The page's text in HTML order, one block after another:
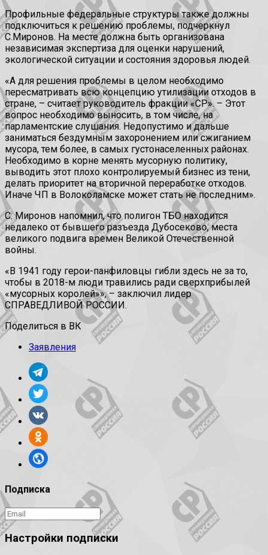
Профильные федеральные структуры также должны
подключиться к решению проблемы, подчеркнул
С.Миронов. На месте должна быть организована
независимая экспертиза для оценки нарушений,
экологической ситуации и состояния здоровья людей.
«А для решения проблемы в целом необходимо
пересматривать всю концепцию утилизации отходов в
стране, – считает руководитель фракции «СР». – Этот
вопрос необходимо выносить, в том числе, на
парламентские слушания. Недопустимо и дальше
заниматься бездумным захоронением или сжиганием
мусора, тем более, в самых густонаселенных районах.
Необходимо в корне менять мусорную политику,
выводить этот плохо контролируемый бизнес из тени,
делать приоритет на вторичной переработке отходов.
Иначе ЧП в Волоколамске может стать не последним».
С. Миронов напомнил, что полигон ТБО находится
недалеко от бывшего разъезда Дубосеково, места
великого подвига времен Великой Отечественной
войны.
«В 1941 году герои-панфиловцы гибли здесь не за то,
чтобы в 2018-м люди травились ради сверхприбылей
«мусорных королей»», – заключил лидер
СПРАВЕДЛИВОЙ РОССИИ.
Поделиться в ВК
Заявления
Подписка
Настройки подписки